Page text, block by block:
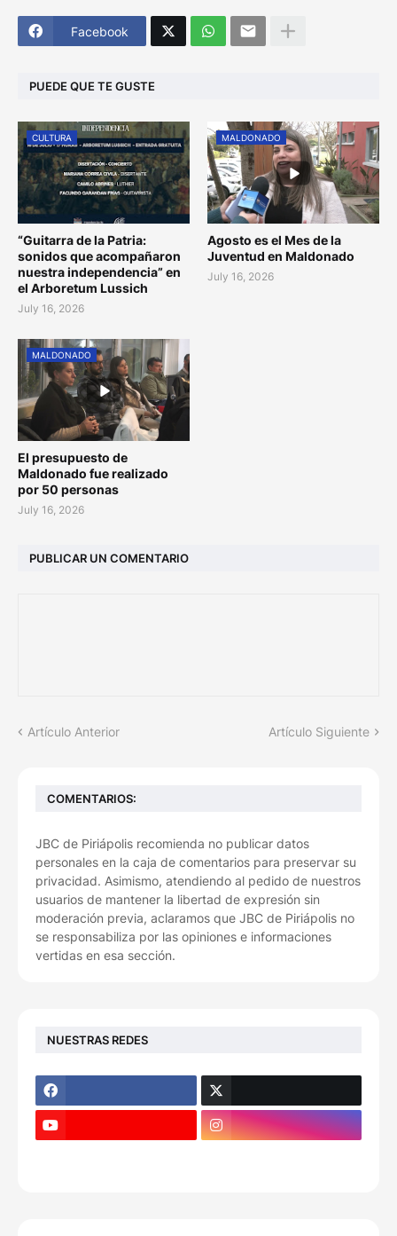
Facebook
PUEDE QUE TE GUSTE
CULTURA
“Guitarra de la Patria:
sonidos que acompañaron
nuestra independencia” en
el Arboretum Lussich
July 16, 2026
MALDONADO
Agosto es el Mes de la
Juventud en Maldonado
July 16, 2026
MALDONADO
El presupuesto de
Maldonado fue realizado
por 50 personas
July 16, 2026
PUBLICAR UN COMENTARIO
Artículo Anterior Artículo Siguiente
COMENTARIOS:
JBC de Piriápolis recomienda no publicar datos
personales en la caja de comentarios para preservar su
privacidad. Asimismo, atendiendo al pedido de nuestros
usuarios de mantener la libertad de expresión sin
moderación previa, aclaramos que JBC de Piriápolis no
se responsabiliza por las opiniones e informaciones
vertidas en esa sección.
NUESTRAS REDES